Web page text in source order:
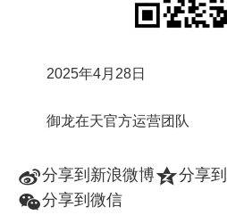
2025年4月28日
御龙在天官方运营团队
t分享到新浪微博z分享
w分享到微信